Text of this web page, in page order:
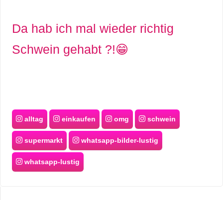
Da hab ich mal wieder richtig
Schwein gehabt ?!😁
alltag einkaufen omg schwein
supermarkt whatsapp-bilder-lustig
whatsapp-lustig